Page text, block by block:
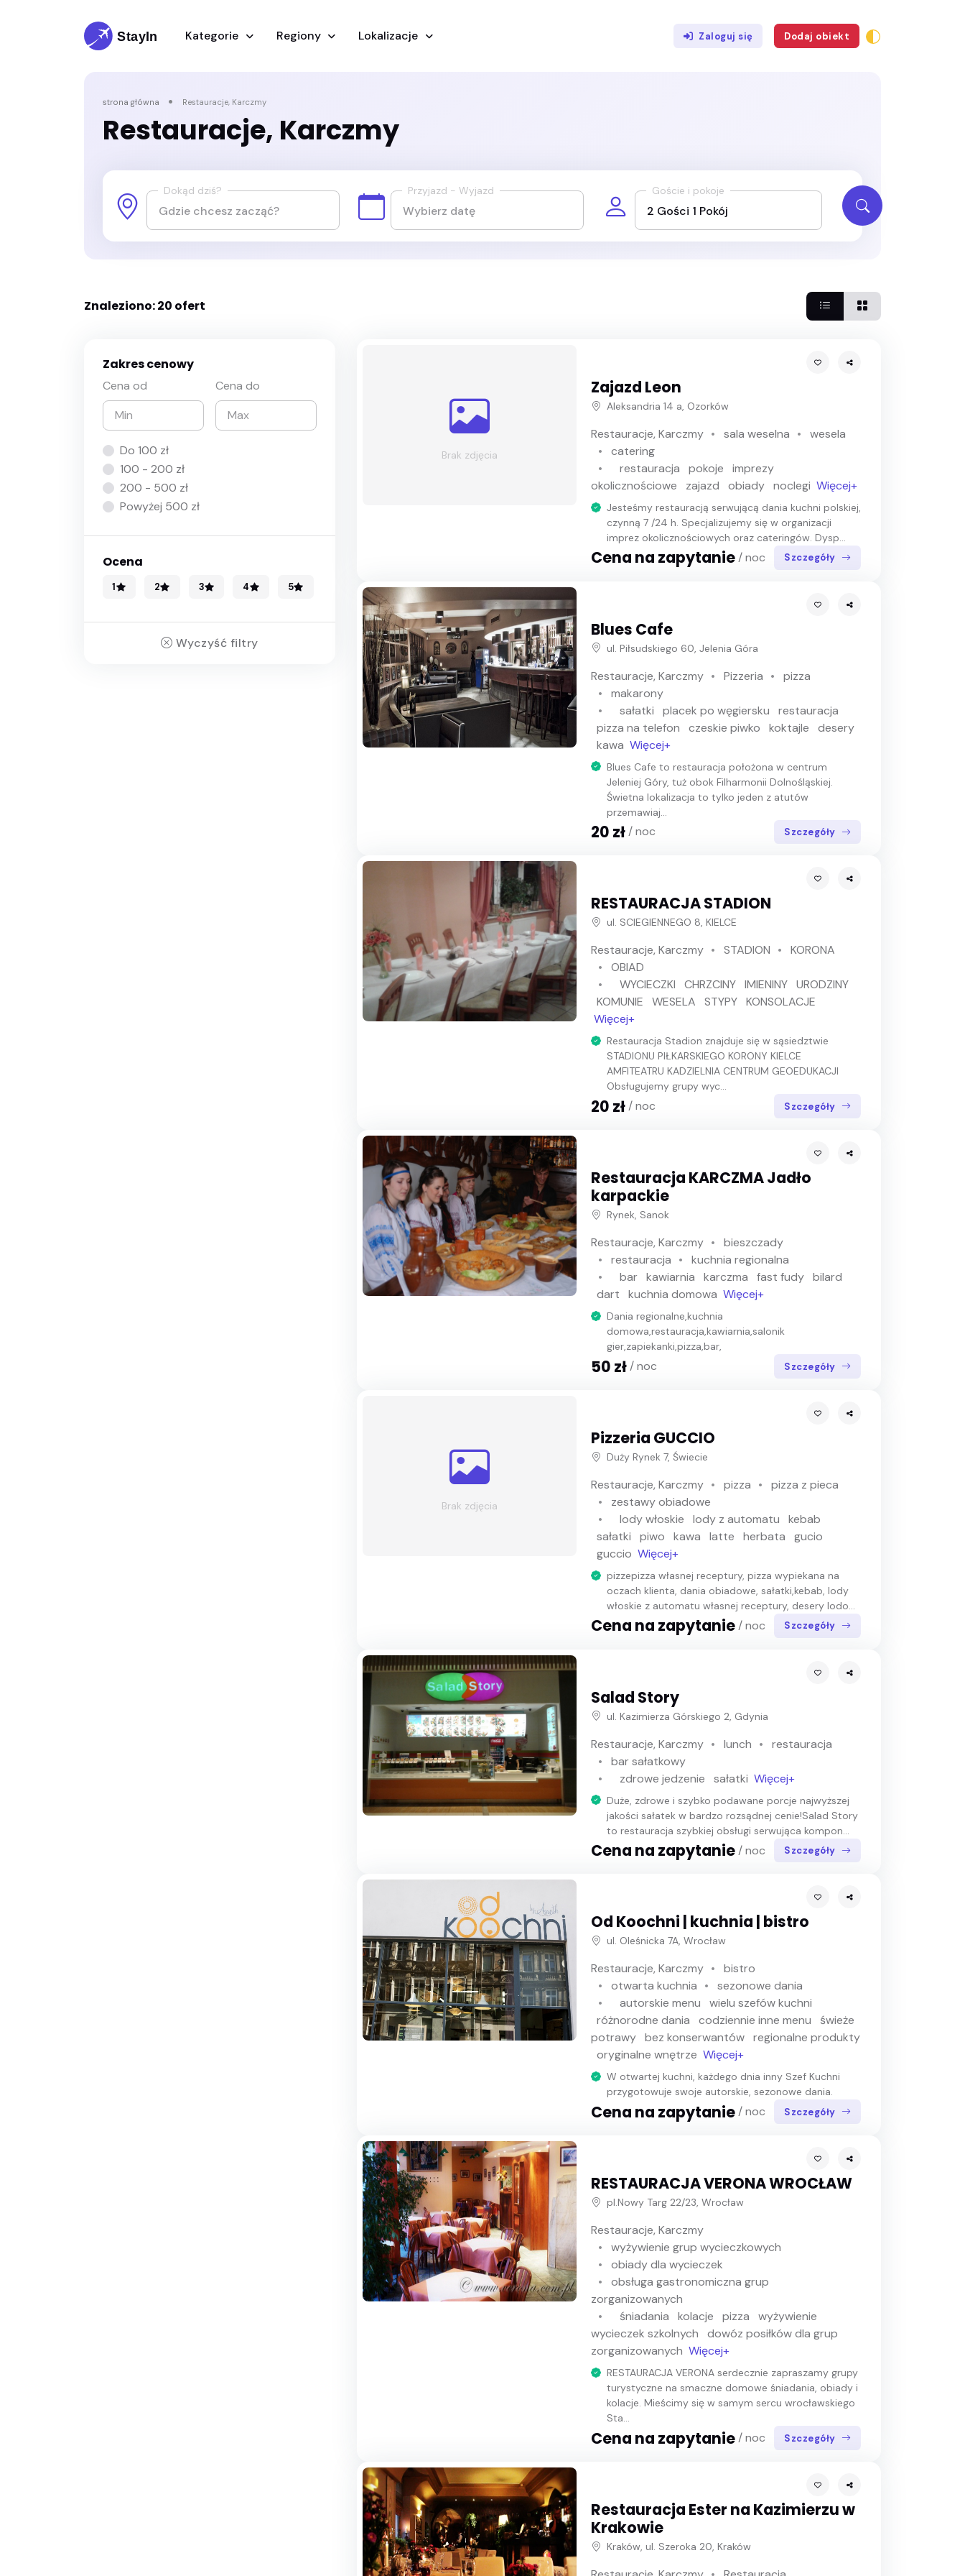
Kategorie Regiony Lokalizacje Zaloguj się Dodaj obiekt
strona główna Restauracje, Karczmy
Restauracje, Karczmy
Dokąd dziś? Przyjazd - Wyjazd Goście i pokoje
Znaleziono: 20 ofert
Zakres cenowy
Cena od Cena do
Do 100 zł
100 - 200 zł
200 - 500 zł
Powyżej 500 zł
Ocena
1 2 3 4 5
Wyczyść filtry
Brak zdjęcia
Zajazd Leon
Aleksandria 14 a, Ozorków
Restauracje, Karczmy sala weselna
wesela
catering
restauracja
pokoje
imprezy
okolicznościowe
zajazd obiady noclegi Więcej+
Jesteśmy restauracją serwującą dania kuchni polskiej,
czynną 7 /24 h. Specjalizujemy się w organizacji
imprez okolicznościowych oraz cateringów. Dysp...
Cena na zapytanie / noc Szczegóły
Blues Cafe
ul. Piłsudskiego 60, Jelenia Góra
Restauracje, Karczmy Pizzeria
pizza
makarony
sałatki
placek po węgiersku
restauracja
pizza na telefon
czeskie piwko koktajle
desery
kawa Więcej+
Blues Cafe to restauracja położona w centrum
Jeleniej Góry, tuż obok Filharmonii Dolnośląskiej.
Świetna lokalizacja to tylko jeden z atutów
przemawiaj...
20 zł / noc Szczegóły
RESTAURACJA STADION
ul. SCIEGIENNEGO 8, KIELCE
Restauracje, Karczmy STADION
KORONA
OBIAD
WYCIECZKI
CHRZCINY IMIENINY URODZINY
KOMUNIE
WESELA STYPY KONSOLACJE
Więcej+
Restauracja Stadion znajduje się w sąsiedztwie
STADIONU PIŁKARSKIEGO KORONY KIELCE
AMFITEATRU KADZIELNIA CENTRUM GEOEDUKACJI
Obsługujemy grupy wyc...
20 zł / noc Szczegóły
Restauracja KARCZMA Jadło
karpackie
Rynek, Sanok
Restauracje, Karczmy
bieszczady
restauracja
kuchnia regionalna
bar kawiarnia karczma fast fudy bilard
dart
kuchnia domowa Więcej+
Dania regionalne,kuchnia
domowa,restauracja,kawiarnia,salonik
gier,zapiekanki,pizza,bar,
50 zł / noc Szczegóły
Brak zdjęcia
Pizzeria GUCCIO
Duży Rynek 7, Świecie
Restauracje, Karczmy pizza
pizza z pieca
zestawy obiadowe
lody włoskie
lody z automatu
kebab
sałatki
piwo kawa latte herbata
gucio
guccio Więcej+
pizzepizza własnej receptury, pizza wypiekana na
oczach klienta, dania obiadowe, sałatki,kebab, lody
włoskie z automatu własnej receptury, desery lodo...
Cena na zapytanie / noc Szczegóły
Salad Story
ul. Kazimierza Górskiego 2, Gdynia
Restauracje, Karczmy lunch
restauracja
bar sałatkowy
zdrowe jedzenie
sałatki Więcej+
Duże, zdrowe i szybko podawane porcje najwyższej
jakości sałatek w bardzo rozsądnej cenie!Salad Story
to restauracja szybkiej obsługi serwująca kompon...
Cena na zapytanie / noc Szczegóły
Od Koochni | kuchnia | bistro
ul. Oleśnicka 7A, Wrocław
Restauracje, Karczmy
bistro
otwarta kuchnia
sezonowe dania
autorskie menu
wielu szefów kuchni
różnorodne dania
codziennie inne menu
świeże
potrawy bez konserwantów regionalne produkty
oryginalne wnętrze Więcej+
W otwartej kuchni, każdego dnia inny Szef Kuchni
przygotowuje swoje autorskie, sezonowe dania.
Cena na zapytanie / noc Szczegóły
RESTAURACJA VERONA WROCŁAW
pl.Nowy Targ 22/23, Wrocław
Restauracje, Karczmy
wyżywienie grup wycieczkowych
obiady dla wycieczek
obsługa gastronomiczna grup
zorganizowanych
śniadania
kolacje pizza
wyżywienie
wycieczek szkolnych
dowóz posiłków dla grup
zorganizowanych Więcej+
RESTAURACJA VERONA serdecznie zapraszamy grupy
turystyczne na smaczne domowe śniadania, obiady i
kolacje. Mieścimy się w samym sercu wrocławskiego
Sta...
Cena na zapytanie / noc Szczegóły
Restauracja Ester na Kazimierzu w
Krakowie
Kraków, ul. Szeroka 20, Kraków